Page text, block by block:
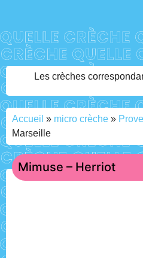
Les crèches
Accueil » micro crèche »
Marseille
Mimuse – Herriot